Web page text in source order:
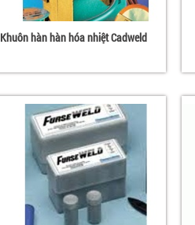
Khuôn hàn hàn hóa nhiệt Cadweld